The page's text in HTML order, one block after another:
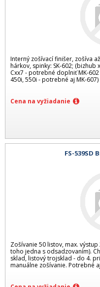
Interný zošívací finišer, zošíva
hárkov, spinky: SK-602;
Cxx7 - potrebné doplniť MK-
450i, 550i - potrebné aj MK-607)
Cena na vyžiadanie
FS-539SD
Zošívanie 50 listov, max.
toho jedna s odsadzovaním).
sklad, listový trojsklad - do 4.
manuálne zošívanie. Potrebné